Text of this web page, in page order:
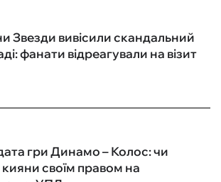
Звезди вивісили скандальний
фанати відреагували на візит
гри Динамо – Колос: чи
своїм правом на